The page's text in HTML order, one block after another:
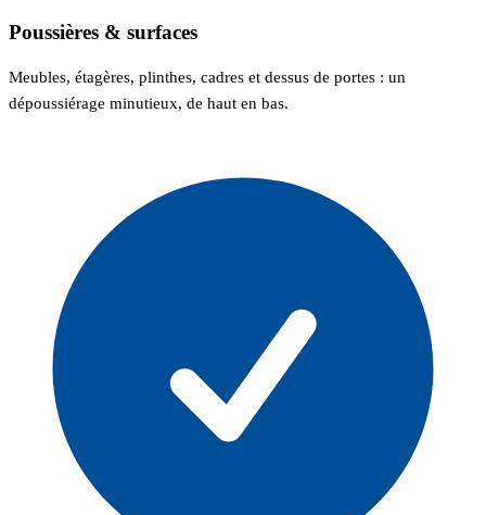
Poussières & surfaces
Meubles, étagères, plinthes, cadres et dessus de portes : un
dépoussiérage minutieux, de haut en bas.